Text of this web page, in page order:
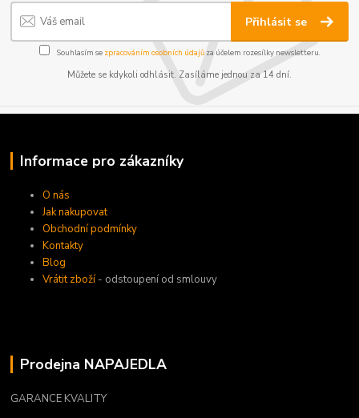
Přihlásit se
Souhlasím se zpracováním osobních údajůza účelem rozesílky newsletteru.
Můžete se kdykoli odhlásit. Zasíláme jednou za 14 dní.
Informace pro zákazníky
O nás
Jak nakupovat
Obchodní podmínky
Kontakty
Blog
Vrátit zboží- odstoupení od smlouvy
Prodejna NAPAJEDLA
GARANCE KVALITY